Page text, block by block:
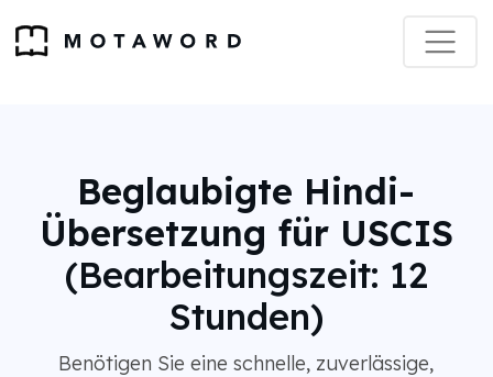
Beglaubigte Hindi-
Übersetzung für USCIS
(Bearbeitungszeit: 12
Stunden)
Benötigen Sie eine schnelle, zuverlässige,